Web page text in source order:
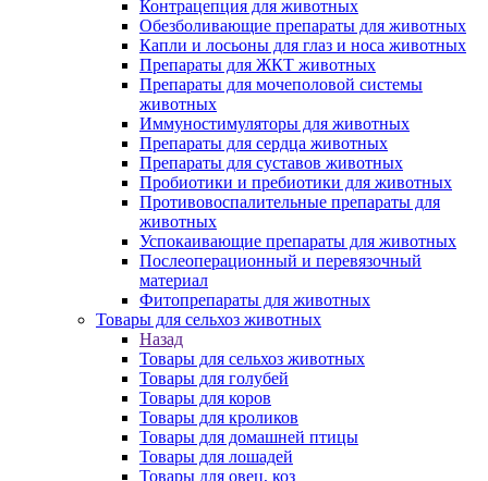
Контрацепция для животных
Обезболивающие препараты для животных
Капли и лосьоны для глаз и носа животных
Препараты для ЖКТ животных
Препараты для мочеполовой системы
животных
Иммуностимуляторы для животных
Препараты для сердца животных
Препараты для суставов животных
Пробиотики и пребиотики для животных
Противовоспалительные препараты для
животных
Успокаивающие препараты для животных
Послеоперационный и перевязочный
материал
Фитопрепараты для животных
Товары для сельхоз животных
Назад
Товары для сельхоз животных
Товары для голубей
Товары для коров
Товары для кроликов
Товары для домашней птицы
Товары для лошадей
Товары для овец, коз